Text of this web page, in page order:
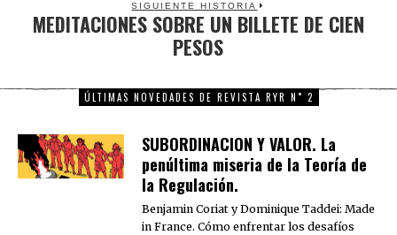
SIGUIENTE HISTORIA
Next
post:
MEDITACIONES SOBRE UN BILLETE DE CIEN
PESOS
ÚLTIMAS NOVEDADES DE REVISTA RYR N˚ 2
SUBORDINACION Y VALOR. La
penúltima miseria de la Teoría de
la Regulación.
Benjamin Coriat y Dominique Taddei: Made
in France. Cómo enfrentar los desafíos